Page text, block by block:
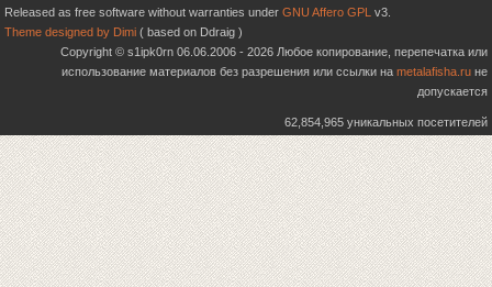
Released as free software without warranties under GNU Affero GPL v3.
Theme designed by Dimi ( based on Ddraig )
Copyright © s1ipk0rn 06.06.2006 - 2026 Любое копирование, перепечатка или
использование материалов без разрешения или ссылки на metalafisha.ru не
допускается
62,854,965 уникальных посетителей